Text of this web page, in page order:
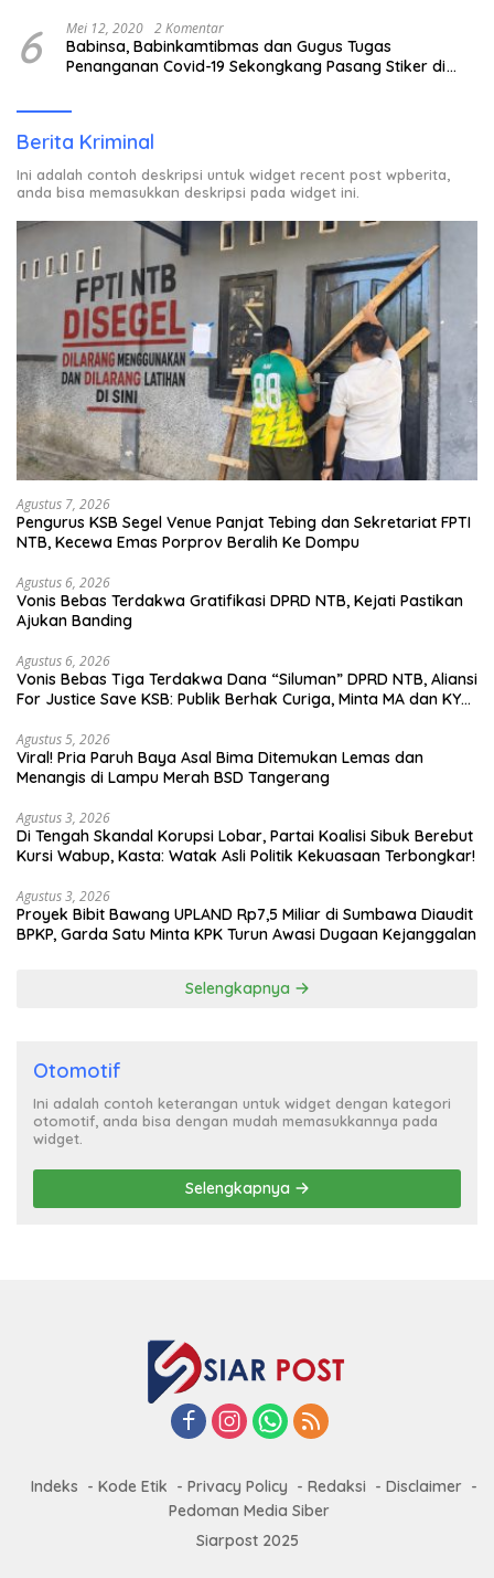
6 Mei 12, 2020 2 Komentar
Babinsa, Babinkamtibmas dan Gugus Tugas
Penanganan Covid-19 Sekongkang Pasang Stiker di
Berita Kriminal
Ini adalah contoh deskripsi untuk widget recent post wpberita,
anda bisa memasukkan deskripsi pada widget ini.
Agustus 7, 2026
Pengurus KSB Segel Venue Panjat Tebing dan Sekretariat FPTI
NTB, Kecewa Emas Porprov Beralih Ke Dompu
Agustus 6, 2026
Vonis Bebas Terdakwa Gratifikasi DPRD NTB, Kejati Pastikan
Ajukan Banding
Agustus 6, 2026
Vonis Bebas Tiga Terdakwa Dana “Siluman” DPRD NTB, Aliansi
For Justice Save KSB: Publik Berhak Curiga, Minta MA dan KY
Agustus 5, 2026
Viral! Pria Paruh Baya Asal Bima Ditemukan Lemas dan
Menangis di Lampu Merah BSD Tangerang
Agustus 3, 2026
Di Tengah Skandal Korupsi Lobar, Partai Koalisi Sibuk Berebut
Kursi Wabup, Kasta: Watak Asli Politik Kekuasaan Terbongkar!
Agustus 3, 2026
Proyek Bibit Bawang UPLAND Rp7,5 Miliar di Sumbawa Diaudit
BPKP, Garda Satu Minta KPK Turun Awasi Dugaan Kejanggalan
Selengkapnya
Otomotif
Ini adalah contoh keterangan untuk widget dengan kategori
otomotif, anda bisa dengan mudah memasukkannya pada
widget.
Selengkapnya
Indeks Kode Etik Privacy Policy Redaksi
Disclaimer
Pedoman Media Siber
Siarpost 2025